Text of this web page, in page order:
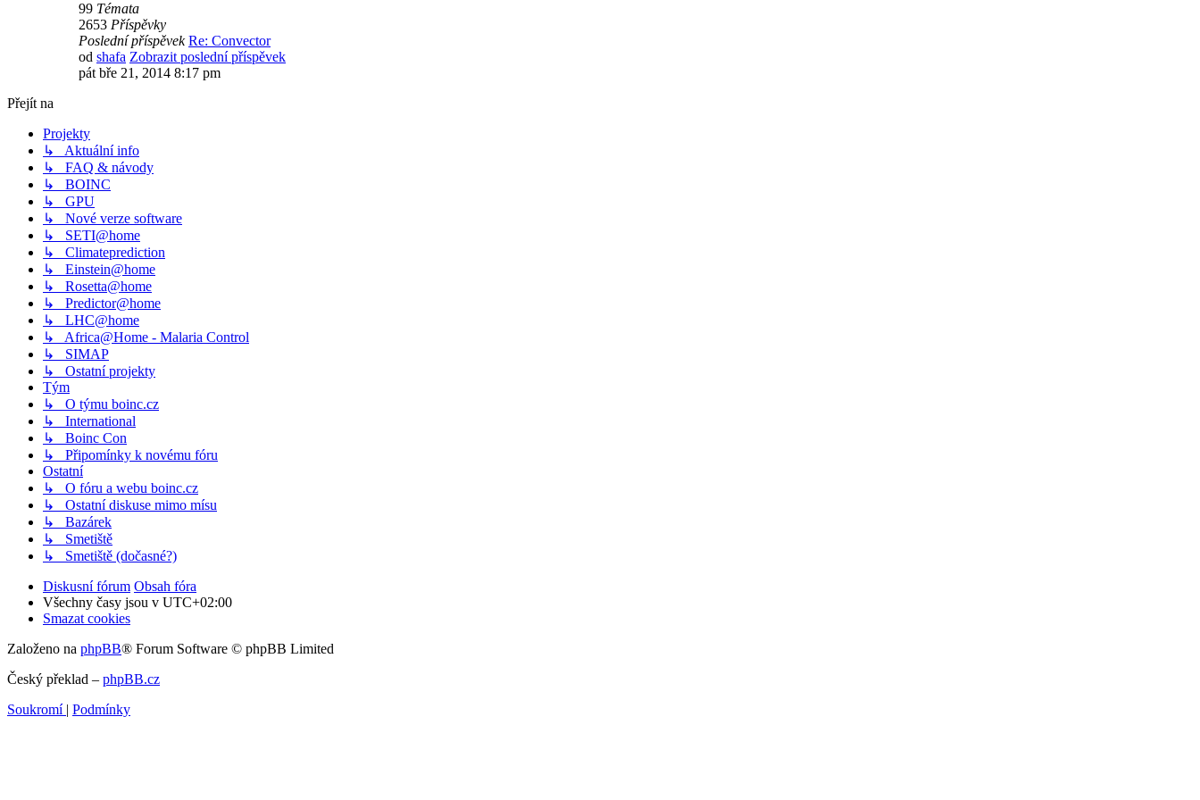
99 Témata
2653 Příspěvky
Poslední příspěvek Re: Convector
od shafa Zobrazit poslední příspěvek
pát bře 21, 2014 8:17 pm
Přejít na
Projekty
↳ Aktuální info
↳ FAQ & návody
↳ BOINC
↳ GPU
↳ Nové verze software
↳ SETI@home
↳ Climateprediction
↳ Einstein@home
↳ Rosetta@home
↳ Predictor@home
↳ LHC@home
↳ Africa@Home - Malaria Control
↳ SIMAP
↳ Ostatní projekty
Tým
↳ O týmu boinc.cz
↳ International
↳ Boinc Con
↳ Připomínky k novému fóru
Ostatní
↳ O fóru a webu boinc.cz
↳ Ostatní diskuse mimo mísu
↳ Bazárek
↳ Smetiště
↳ Smetiště (dočasné?)
Diskusní fórum Obsah fóra
Všechny časy jsou v UTC+02:00
Smazat cookies
Založeno na phpBB® Forum Software © phpBB Limited
Český překlad – phpBB.cz
Soukromí | Podmínky